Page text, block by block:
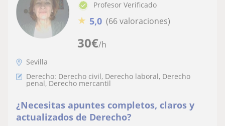
30€/h
Profesor Verificado
★ 5,0 (66 valoraciones)
Sevilla
Derecho: Derecho civil, Derecho laboral, Derecho
penal, Derecho mercantil
¿Necesitas apuntes completos, claros y
actualizados de Derecho?